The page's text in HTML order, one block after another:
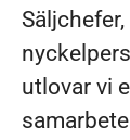
utlovar vi